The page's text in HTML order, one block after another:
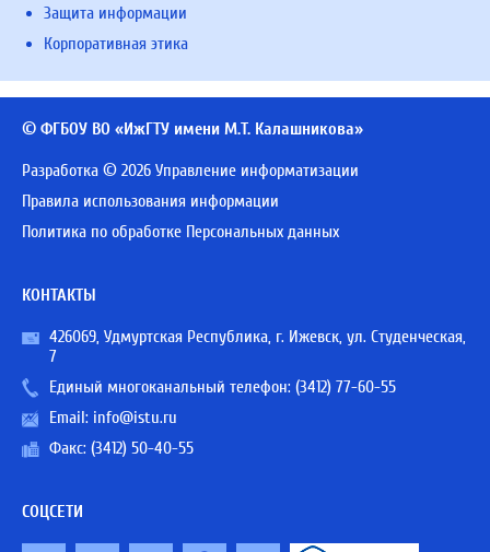
Защита информации
Корпоративная этика
© ФГБОУ ВО «ИжГТУ имени М.Т. Калашникова»
Разработка © 2026 Управление информатизации
Правила использования информации
Политика по обработке Персональных данных
КОНТАКТЫ
426069, Удмуртская Республика, г. Ижевск, ул. Студенческая,
7
Единый многоканальный телефон: (3412) 77-60-55
Email: info@istu.ru
Факс: (3412) 50-40-55
СОЦСЕТИ